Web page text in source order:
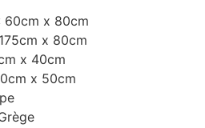
60cm x 80cm
x 80cm
x 40cm
x 50cm